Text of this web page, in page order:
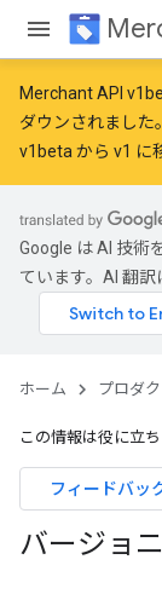
Merchant API
ダウンされました
v1beta から v1 に
Google は AI 技術
ています。AI 翻訳
ホーム プロダク
この情報は役に立
フィードバッ
バージョ